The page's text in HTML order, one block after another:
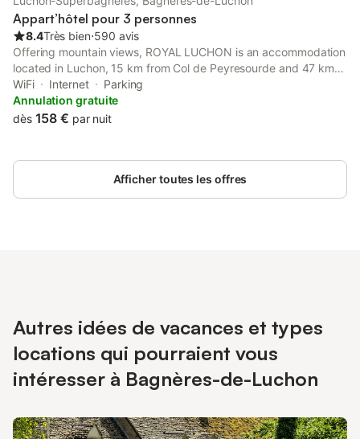
Appart’hôtel pour 3 personnes
8.4Très bien⋅590 avis
Offering mountain views, ROYAL LUCHON is an accommodation
located in Luchon, 15 km from Col de Peyresourde and 47 km
from Col d'Aspin. Among the facilities at this property are a lift
and bicycle parking, along with free WiFi throughout the
property.
WiFi Internet
Parking
Annulation gratuite
dès 158 € par nuit
Afficher toutes les offres
Autres idées de vacances et types
locations qui pourraient vous
intéresser à Bagnères-de-Luchon